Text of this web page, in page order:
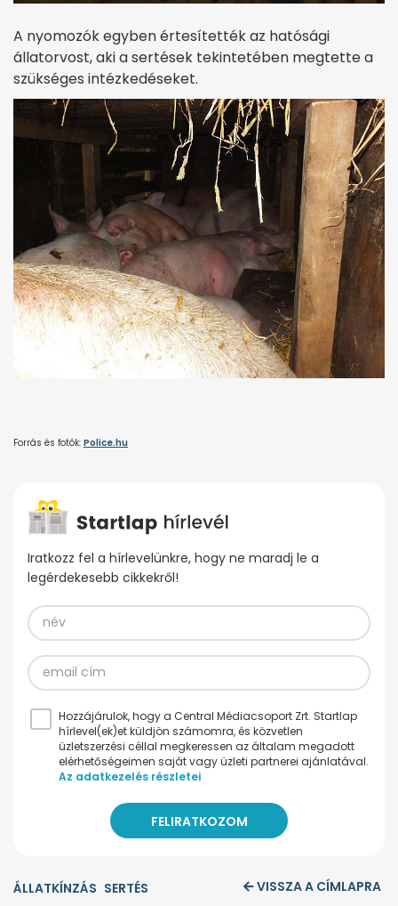
A nyomozók egyben értesítették az hatósági
állatorvost, aki a sertések tekintetében megtette a
szükséges intézkedéseket.
Forrás és fotók: Police.hu
Iratkozz fel a hírlevelünkre, hogy ne maradj le a
legérdekesebb cikkekről!
Hozzájárulok, hogy a Central Médiacsoport Zrt. Startlap
hírlevel(ek)et küldjön számomra, és közvetlen
üzletszerzési céllal megkeressen az általam megadott
elérhetőségeimen saját vagy üzleti partnerei ajánlatával.
Az adatkezelés részletei
ÁLLATKÍNZÁS SERTÉS VISSZA A CÍMLAPRA